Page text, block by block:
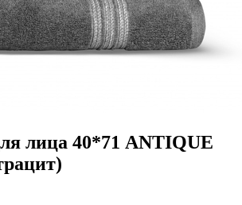
лица 40*71 ANTIQUE